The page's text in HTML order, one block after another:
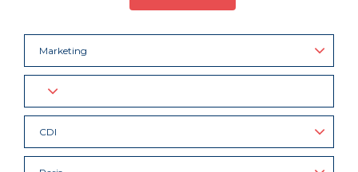
Marketing
CDI